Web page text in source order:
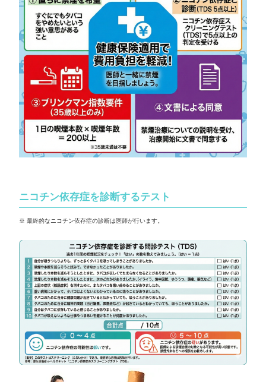
ニコチン依存症を診断するテスト
※ 最終的なニコチン依存症の診断は医師が行います。